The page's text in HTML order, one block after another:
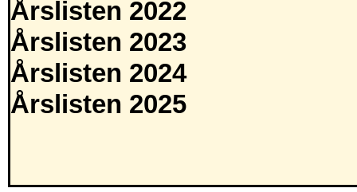
Årslisten 2022
Årslisten 2023
Årslisten 2024
Årslisten 2025